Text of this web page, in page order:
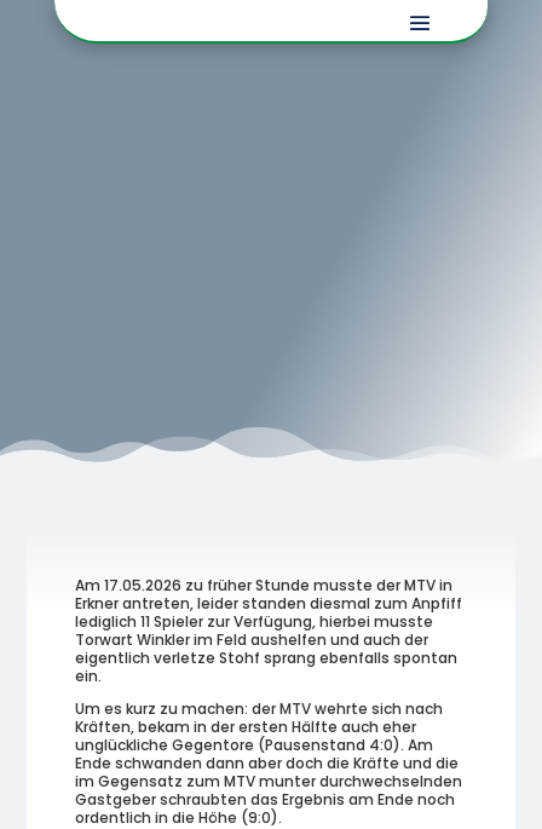
Am 17.05.2026 zu früher Stunde musste der MTV in
Erkner antreten, leider standen diesmal zum Anpfiff
lediglich 11 Spieler zur Verfügung, hierbei musste
Torwart Winkler im Feld aushelfen und auch der
eigentlich verletze Stohf sprang ebenfalls spontan
ein.
Um es kurz zu machen: der MTV wehrte sich nach
Kräften, bekam in der ersten Hälfte auch eher
unglückliche Gegentore (Pausenstand 4:0). Am
Ende schwanden dann aber doch die Kräfte und die
im Gegensatz zum MTV munter durchwechselnden
Gastgeber schraubten das Ergebnis am Ende noch
ordentlich in die Höhe (9:0).